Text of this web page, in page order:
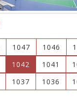
1047 1046
1042 (current)
1041
1037 1036